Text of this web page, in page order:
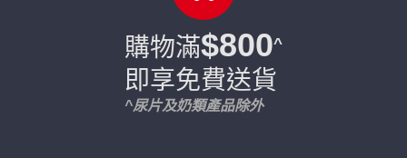
購物滿$800^
即享免費送貨
^尿片及奶類產品除外